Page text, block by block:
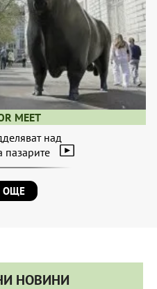
MEET
над
пазарите
ОЩЕ
НОВИНИ